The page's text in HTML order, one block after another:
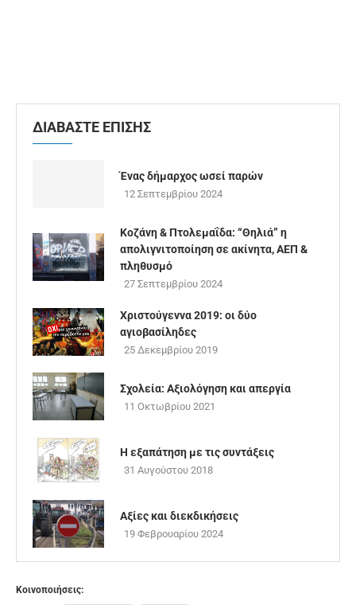
ΔΙΑΒΑΣΤΕ ΕΠΙΣΗΣ
Ένας δήμαρχος ωσεί παρών
12 Σεπτεμβρίου 2024
Κοζάνη & Πτολεμαΐδα: “Θηλιά” η
απολιγνιτοποίηση σε ακίνητα, ΑΕΠ &
πληθυσμό
27 Σεπτεμβρίου 2024
Χριστούγεννα 2019: οι δύο
αγιοβασίληδες
25 Δεκεμβρίου 2019
Σχολεία: Αξιολόγηση και απεργία
11 Οκτωβρίου 2021
Η εξαπάτηση με τις συντάξεις
31 Αυγούστου 2018
Αξίες και διεκδικήσεις
19 Φεβρουαρίου 2024
Κοινοποιήσεις: